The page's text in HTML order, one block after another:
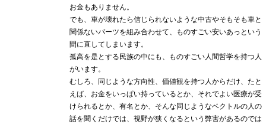
お金もありません。
でも、車が壊れたら信じられないような中古やそもそも車と
関係ないパーツを組み合わせて、ものすごい安いあっという
間に直してしまいます。
孤高を是とする民族の中にも、ものすごい人間哲学を持つ人
がいます。
むしろ、同じような方向性、価値観を持つ人からだけ、たと
えば、お金をいっぱい持っているとか、それでよい医療が受
けられるとか、有名とか、そんな同じようなベクトルの人の
話を聞くだけでは、視野が狭くなるという弊害があるのでは